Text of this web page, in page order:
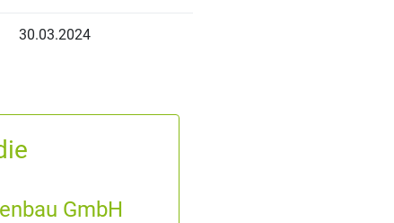
30.03.2024
GmbH